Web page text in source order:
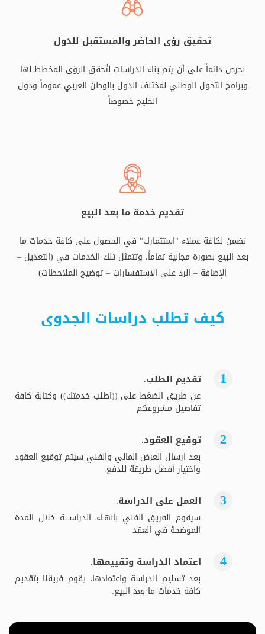
تحقيق رؤى الحاضر والمستقبل للدول
نحرص دائماً على أن يتم بناء الدراسات لتُحقق الرؤى المخطط لها
وبرامج التحول الوطني لمختلف الدول بالوطن العربي عموماً ودول
الخليج خصوصاً
تقديم خدمة ما بعد البيع
نضمن لكافة عملاء "استثمارك" في الحصول على كافة خدمات ما
بعد البيع بصورة مجانية تماماً، وتتمثل تلك الخدمات في (التعديل –
الإضافة – الرد على الاستفسارات – توضيح الملاحظات)
كيف تطلب دراسات الجدوى
تقديم الطلب.
عن طريق الضغط على ((اطلب خدمتك)) وكتابة كافة
تفاصيل مشروعكم
توقيع العقود.
بعد ارسال العرض المالي والفني سيتم توقيع العقود
واختيار أفضل طريقة للدفع.
العمل على الدراسة.
سيقوم الفريق الفني بانهـاء الدراســــة خلال المدة
الموضحة في العقد
اعتماد الدراسة وتقييمها.
بعد تسليم الدراسة واعتمادها، يقوم فريقنا بتقديم
كافة خدمات ما بعد البيع.